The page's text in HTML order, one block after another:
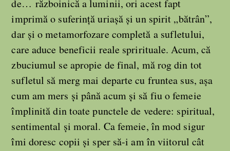
de… războinică a luminii, ori acest fapt
imprimă o suferință uriașă și un spirit „bătrân”,
dar și o metamorfozare completă a sufletului,
care aduce beneficii reale sprirituale. Acum, că
zbuciumul se apropie de final, mă rog din tot
sufletul să merg mai departe cu fruntea sus, așa
cum am mers și până acum și să fiu o femeie
împlinită din toate punctele de vedere: spiritual,
sentimental și moral. Ca femeie, în mod sigur
îmi doresc copii și sper să-i am în viitorul cât